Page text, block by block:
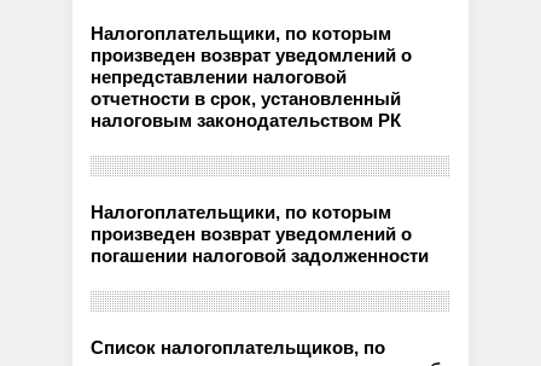
Налогоплательщики, по которым
произведен возврат уведомлений о
непредставлении налоговой
отчетности в срок, установленный
налоговым законодательством РК
Налогоплательщики, по которым
произведен возврат уведомлений о
погашении налоговой задолженности
Список налогоплательщиков, по